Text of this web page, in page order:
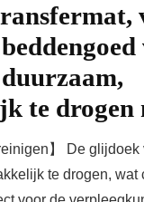
te drogen
】 De
te drogen, wat